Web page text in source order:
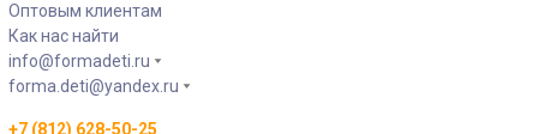
Оптовым клиентам
Как нас найти
info@formadeti.ru
forma.deti@yandex.ru
+7 (812) 628-50-25